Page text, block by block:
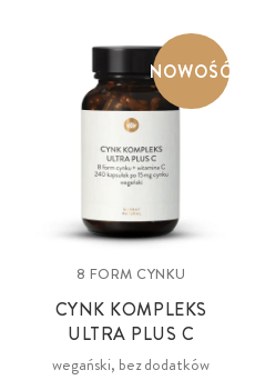
(jod, cynk, żelazo). Wapń
komórkami nerwowymi, a
syntezy
NOWOŚĆ
8 FORM CYNKU
CYNK KOMPLEKS
ULTRA PLUS C
wegański, bez dodatków